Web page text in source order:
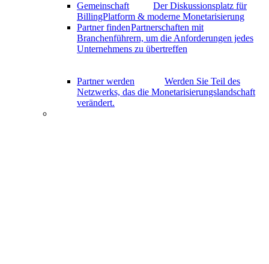
Gemeinschaft
Der Diskussionsplatz für
BillingPlatform & moderne Monetarisierung
Partner findenPartnerschaften mit
Branchenführern, um die Anforderungen jedes
Unternehmens zu übertreffen
Partner werden
Werden Sie Teil des
Netzwerks, das die Monetarisierungslandschaft
verändert.